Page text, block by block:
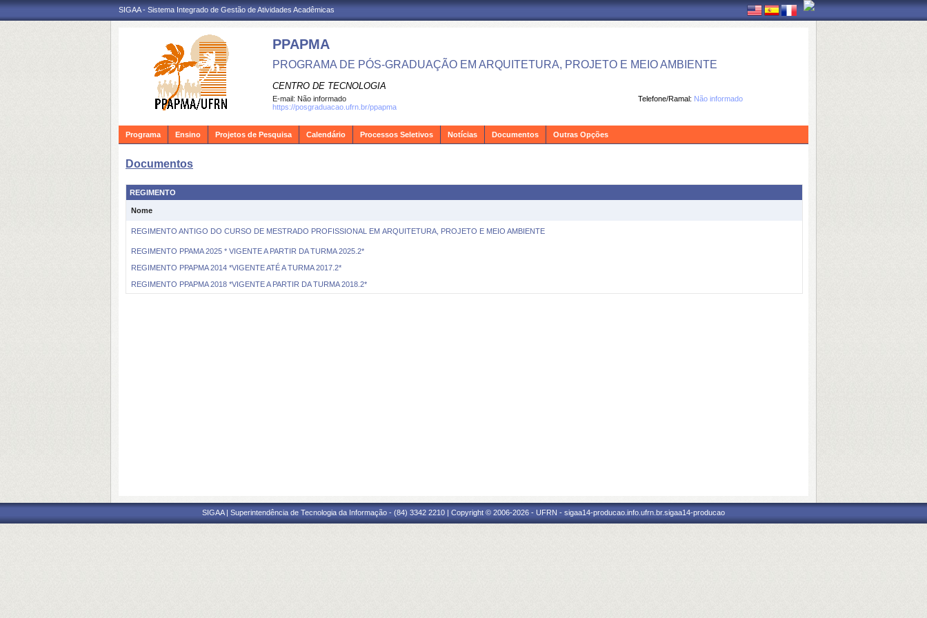
SIGAA - Sistema Integrado de Gestão de Atividades Acadêmicas
PPAPMA
PROGRAMA DE PÓS-GRADUAÇÃO EM ARQUITETURA, PROJETO E MEIO AMBIENTE
CENTRO DE TECNOLOGIA
Telefone/Ramal: Não informado
E-mail: Não informado
https://posgraduacao.ufrn.br/ppapma
Programa Ensino Projetos de Pesquisa Calendário Processos Seletivos Notícias Documentos Outras Opções
Documentos
REGIMENTO
Nome
REGIMENTO ANTIGO DO CURSO DE MESTRADO PROFISSIONAL EM ARQUITETURA, PROJETO E MEIO AMBIENTE
REGIMENTO PPAMA 2025 * VIGENTE A PARTIR DA TURMA 2025.2*
REGIMENTO PPAPMA 2014 *VIGENTE ATÉ A TURMA 2017.2*
REGIMENTO PPAPMA 2018 *VIGENTE A PARTIR DA TURMA 2018.2*
SIGAA | Superintendência de Tecnologia da Informação - (84) 3342 2210 | Copyright © 2006-2026 - UFRN - sigaa14-producao.info.ufrn.br.sigaa14-producao